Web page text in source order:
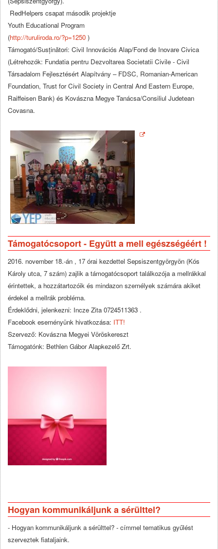
RedHelpers csapat második projektje
Youth Educational Program
(http://turuliroda.ro/?p=1250 )
Támogató/Susținători: Civil Innovációs Alap/Fond de Inovare Civica
(Létrehozók: Fundatia pentru Dezvoltarea Societatii Civile - Civil
Társadalom Fejlesztésért Alapítvány – FDSC, Romanian-American
Foundation, Trust for Civil Society in Central And Eastern Europe,
Raiffeisen Bank) és Kovászna Megye Tanácsa/Consiliul Judetean
Covasna.
Támogatócsoport - Együtt a mell egészségéért !
2016. november 18.-án , 17 órai kezdettel Sepsiszentgyörgyön (Kós
Károly utca, 7 szám) zajlik a támogatócsoport találkozója a mellrákkal
érintettek, a hozzátartozóik és mindazon személyek számára akiket
érdekel a mellrák probléma.
Érdeklődni, jelenkezni: Incze Zita 0724511363 .
Facebook eseményünk hivatkozása: ITT!
Szervező: Kovászna Megyei Vöröskereszt
Támogatónk: Bethlen Gábor Alapkezelő Zrt.
Hogyan kommunikáljunk a sérülttel?
- Hogyan kommunikáljunk a sérülttel? - címmel tematikus gyűlést
szerveztek fiataljaink.